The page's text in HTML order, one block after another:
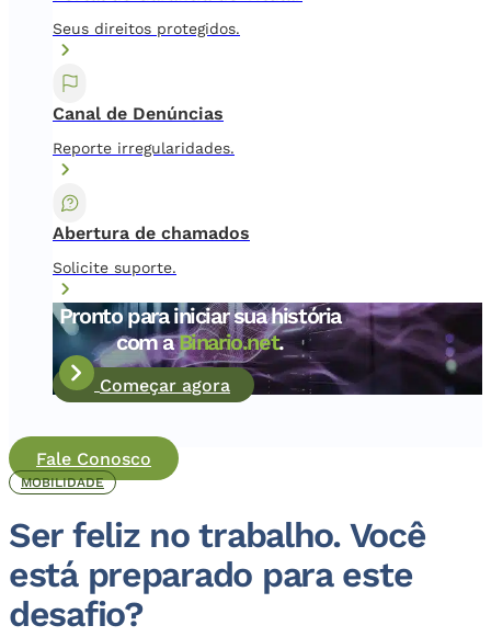
Seus direitos protegidos.
Canal de Denúncias
Reporte irregularidades.
Abertura de chamados
Solicite suporte.
Pronto para iniciar sua história
com aBinario.net.
Começar agora
Fale Conosco
MOBILIDADE
Ser feliz no trabalho. Você
está preparado para este
desafio?